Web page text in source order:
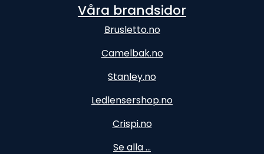
Våra brandsidor
Brusletto.no
Camelbak.no
Stanley.no
Ledlensershop.no
Crispi.no
Se alla ...